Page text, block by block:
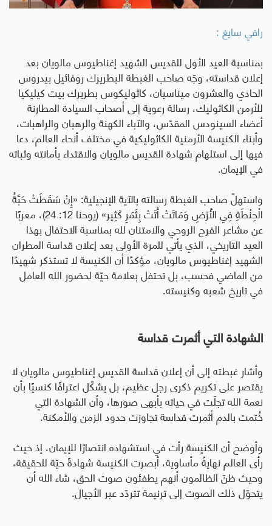
رافي سايغ :
بمناسبة العيد الأول للقديس الشهيد إغناطيوس مالويان بعد
إعلان قداسته، وجّه صاحب الغبطة البطريرك روفائيل بيدروس
الحادي والعشرون ميناسيان، كاثوليكوس بطريرك بيت كيليكيا
للأرمن الكاثوليك، رسالة رعوية إلى أصحاب السيادة المطارنة
أعضاء السينودس المقدّس، والآباء الكهنة والرهبان والراهبات،
وأبناء الكنيسة الأرمنية الكاثوليكية في مختلف أنحاء العالم، دعا
فيها إلى استلهام شهادة القديس مالويان والاقتداء بأمانته وثباته
في الإيمان.
واستهلّ صاحب الغبطة رسالته بالآية الإنجيلية: «إِنْ سَقَطَتْ حَبَّةُ
الْحِنْطَةِ فِي الْأَرْضِ وَمَاتَتْ أَتَتْ بِثَمَرٍ كَثِير» (يوحنا 12: 24)، معربًا
عن مشاعر الفرح الروحي والامتنان لله بمناسبة الاحتفال بهذا
العيد التاريخي، الذي يأتي للمرة الأولى بعد إعلان قداسة المطران
الشهيد إغناطيوس مالويان، مؤكدًا أن الكنيسة لا تستذكر شهيدًا
من الماضي فحسب، بل تحتفل بعلامة حيّة لحضور الله العامل
في تاريخ شعبه وكنيسته.
الشهادة التي أثمرت قداسة
وأشار غبطته إلى أن إعلان قداسة القديس إغناطيوس مالويان لا
يقتصر على تكريم ذكرى رجل عظيم، بل يشكّل اعترافًا كنسيًا بأن
نعمة الله تجلّت في حياته بأبهى صورها، وأن الشهادة التي
خُتمت بالدم أثمرت قداسة تجاوزت حدود الزمن والأمكنة.
وأوضح أن الكنيسة رأت في استشهاده انتصارًا للإيمان، إذ حيث
رأى العالم نهايةً مأساوية، أبصرت الكنيسة شهادةً حيّة للحقيقة،
وحيث ظنّ الظالمون أنهم يطفئون صوت الحق، شاء الله أن
يتحوّل ذلك الصوت إلى ترنيمة تتردّد عبر الأجيال.